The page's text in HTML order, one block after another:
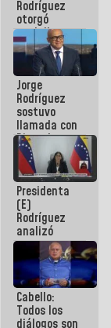
acción
Rodríguez
otorgó
medalla
"Héroe de
Venezuela"
a servidores
públicos
Jorge
Rodríguez
sostuvo
llamada con
Dinorah
Figuera y
acuerdan
primer
encuentro
presencial
para el
diálogo
Presidenta
(E)
Rodríguez
analizó
junto a
gobernadores
planes de
recuperación
del Sistema
Eléctrico
Cabello:
Todos los
diálogos son